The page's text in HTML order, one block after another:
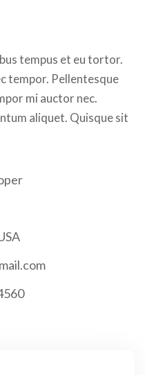
tempus et eu tortor.
tempor. Pellentesque
mi auctor nec.
aliquet. Quisque sit